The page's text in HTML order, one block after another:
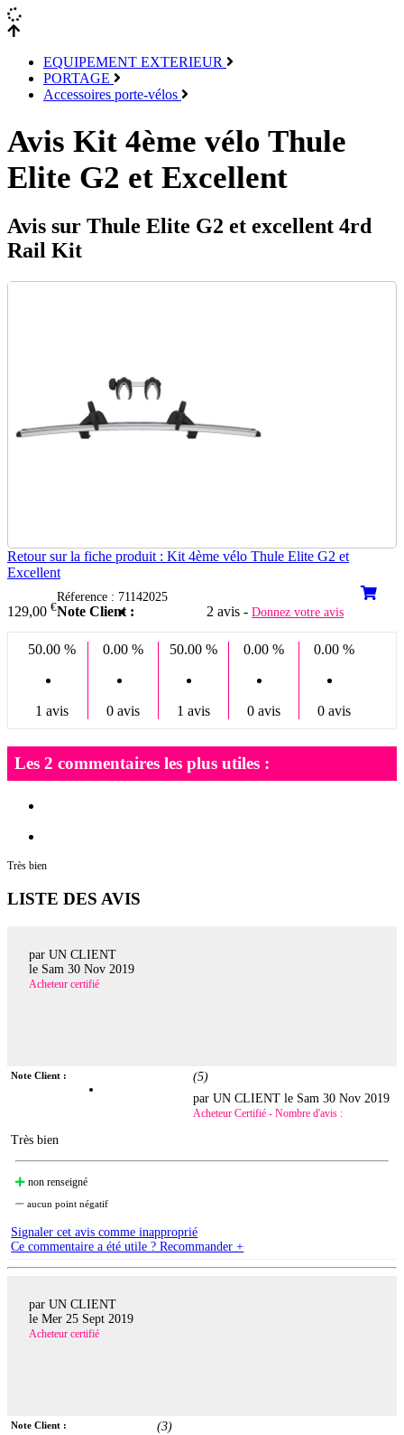
EQUIPEMENT EXTERIEUR
PORTAGE
Accessoires porte-vélos
Avis Kit 4ème vélo Thule
Elite G2 et Excellent
Avis sur Thule Elite G2 et excellent 4rd
Rail Kit
Retour sur la fiche produit : Kit 4ème vélo Thule Elite G2 et
Excellent
129,00 €
Réference : 71142025
Note Client : 2 avis - Donnez votre avis
50.00 %
1 avis
0.00 %
0 avis
50.00 %
1 avis
0.00 %
0 avis
0.00 %
0 avis
Les 2 commentaires les plus utiles :
Très bien
LISTE DES AVIS
par UN CLIENT
le Sam 30 Nov 2019
Acheteur certifié
Note Client : (5)
par UN CLIENT le Sam 30 Nov 2019
Acheteur Certifié - Nombre d'avis :
Très bien
non renseigné
aucun point négatif
Signaler cet avis comme inapproprié
Ce commentaire a été utile ? Recommander +
par UN CLIENT
le Mer 25 Sept 2019
Acheteur certifié
Note Client : (3)